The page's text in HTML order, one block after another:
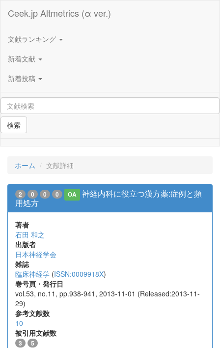
Ceek.jp Altmetrics (α ver.)
文献ランキング
新着文献
新着投稿
検索
ホーム 文献詳細
2 0 0 0 OA
神経内科に役立つ漢方薬:症例と頻
用処方
著者
石田 和之
出版者
日本神経学会
雑誌
臨床神経学 (ISSN:0009918X)
巻号頁・発行日
vol.53, no.11, pp.938-941, 2013-11-01 (Released:2013-11-
29)
参考文献数
10
被引用文献数
3 5